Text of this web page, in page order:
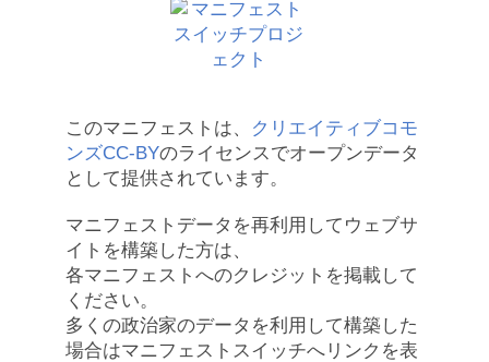
このマニフェストは、
クリエイティブコモ
ンズCC-BYのライセンスでオープンデータ
として提供されています。
マニフェストデータを再利用してウェブサ
イトを構築した方は、
各マニフェストへのクレジットを掲載して
ください。
多くの政治家のデータを利用して構築した
場合はマニフェストスイッチへリンクを表